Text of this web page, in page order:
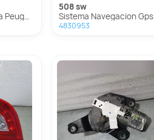
508 Sw
508 sw
Sistema Navegacion Gps Para Peugeot 508 Sw
4830953